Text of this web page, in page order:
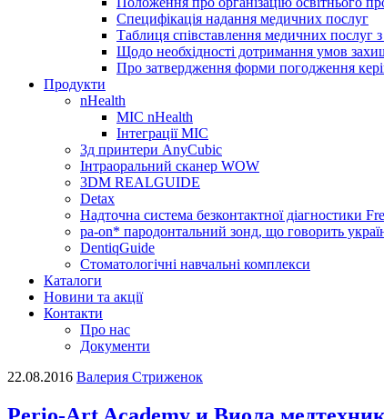
Специфікація надання медичних послуг
Таблиця співставлення медичних послуг
Щодо необхідності дотримання умов
Про затвердження форми погодження
Продукти
nHealth
МІС nHealth
Інтеграції МІС
3д принтери AnyCubic
Інтраоральний сканер WOW
3DM REALGUIDE
Detax
Надточна система безконтактної діагностики
pa-on* пародонтальний зонд, що говорить
DentiqGuide
Стоматологічні навчальні комплекси
Каталоги
Новини та акції
Контакти
Про нас
Документи
22.08.2016 Валерия Стриженок